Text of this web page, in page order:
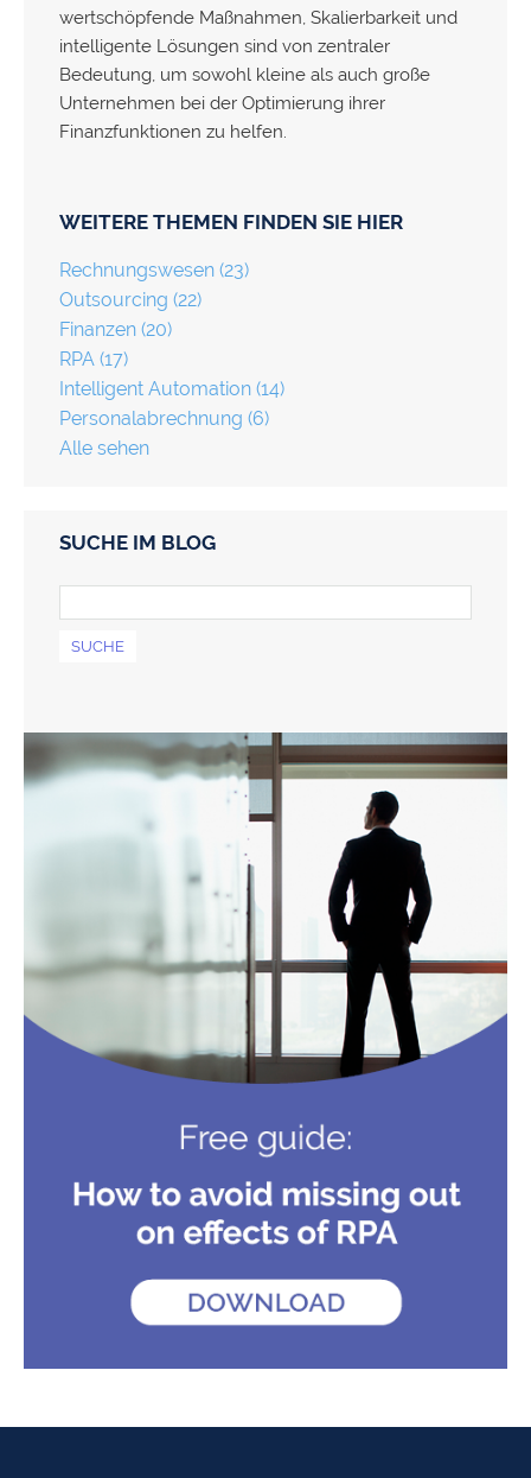
wertschöpfende Maßnahmen, Skalierbarkeit und
intelligente Lösungen sind von zentraler
Bedeutung, um sowohl kleine als auch große
Unternehmen bei der Optimierung ihrer
Finanzfunktionen zu helfen.
WEITERE THEMEN FINDEN SIE HIER
Rechnungswesen (23)
Outsourcing (22)
Finanzen (20)
RPA (17)
Intelligent Automation (14)
Personalabrechnung (6)
Alle sehen
SUCHE IM BLOG
SUCHE